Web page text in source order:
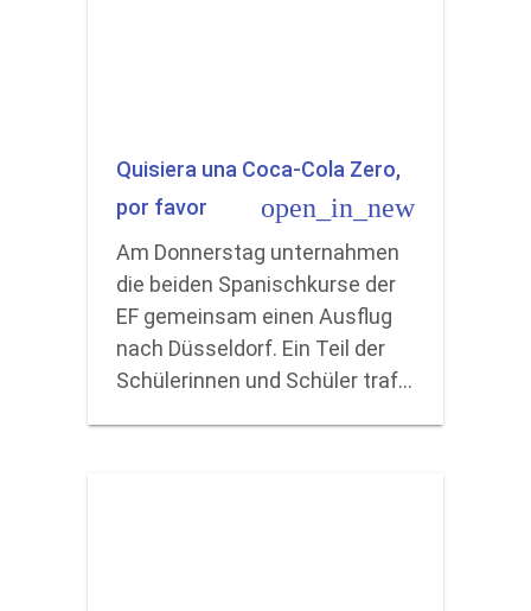
Quisiera una Coca-Cola Zero,
por favor
open_in_new
Am Donnerstag unternahmen
die beiden Spanischkurse der
EF gemeinsam einen Ausflug
nach Düsseldorf. Ein Teil der
Schülerinnen und Schüler traf…